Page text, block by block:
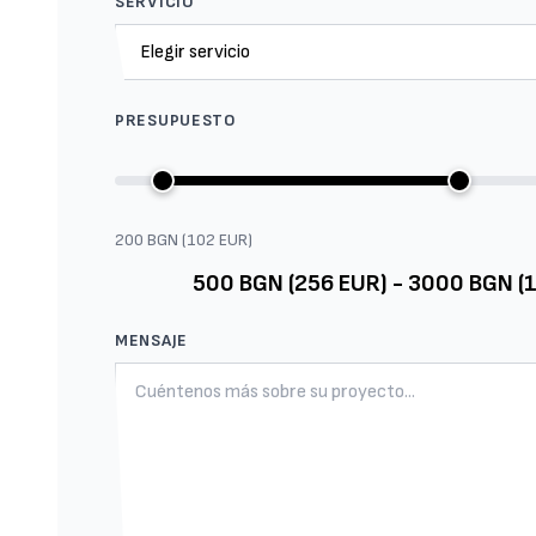
PRESUPUESTO
200 BGN (102 EUR)
500 BGN (256 EUR) - 3000 BGN
MENSAJE